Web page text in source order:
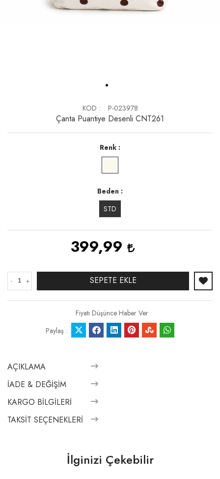
KOD P-023978
Çanta Puantiye Desenli CNT261
Renk
Beden
STD
399,99
- + SEPETE EKLE
Fiyatı Düşünce Haber Ver
Paylaş :
AÇIKLAMA
İADE & DEĞIŞIM
KARGO BILGILERI
TAKSIT SEÇENEKLERI
İlginizi Çekebilir